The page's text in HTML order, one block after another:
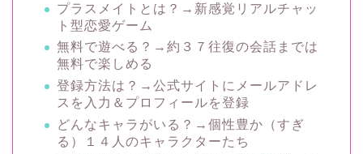
プラスメイトとは？→新感覚リアルチャッ
ト型恋愛ゲーム
無料で遊べる？→約３７往復の会話までは
無料で楽しめる
登録方法は？→公式サイトにメールアドレ
スを入力＆プロフィールを登録
どんなキャラがいる？→個性豊か（すぎ
る）１４人のキャラクターたち